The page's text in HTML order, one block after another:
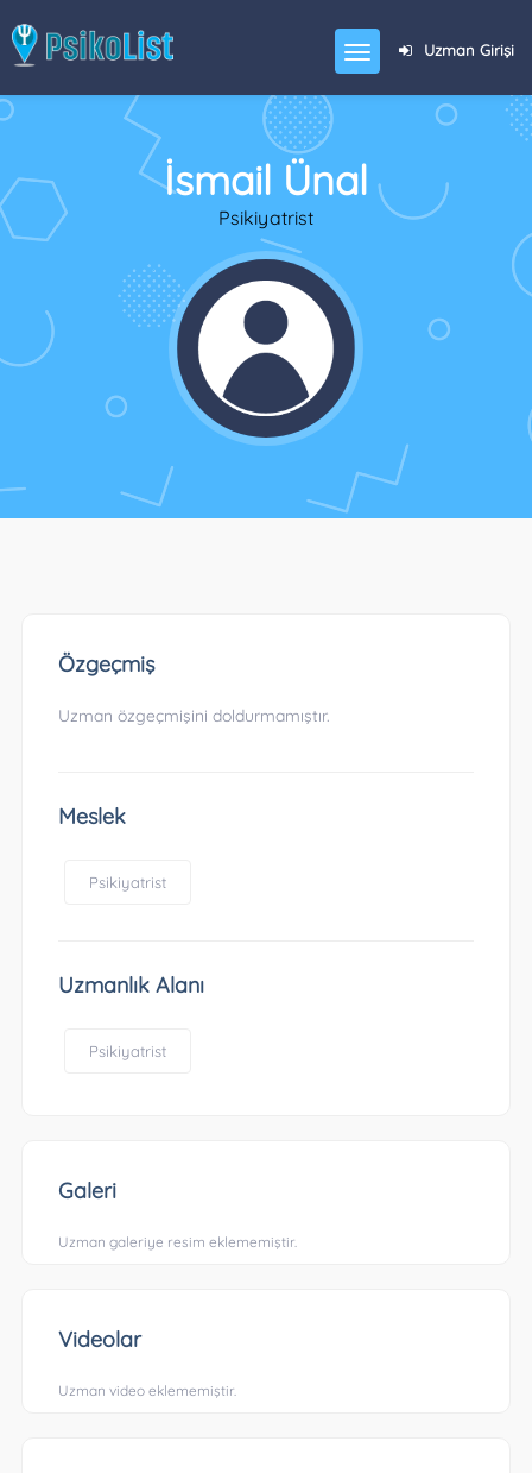
Uzman Girişi
İsmail Ünal
Psikiyatrist
Özgeçmiş
Uzman özgeçmişini doldurmamıştır.
Meslek
Psikiyatrist
Uzmanlık Alanı
Psikiyatrist
Galeri
Uzman galeriye resim eklememiştir.
Videolar
Uzman video eklememiştir.